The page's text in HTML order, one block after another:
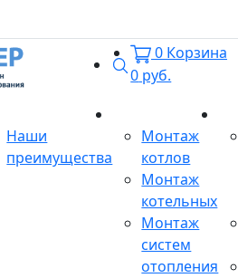
Поиск
0 Корзина
0 руб.
Наши
преимущества
Монтаж
котлов
Монтаж
котельных
Монтаж
систем
отопления